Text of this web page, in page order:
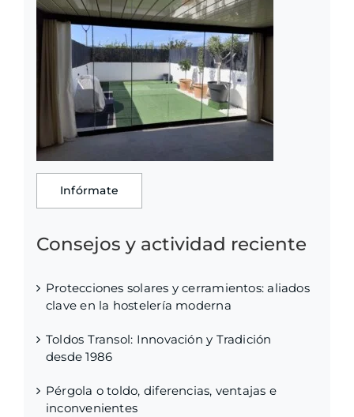
Infórmate
Consejos y actividad reciente
Protecciones solares y cerramientos: aliados
clave en la hostelería moderna
Toldos Transol: Innovación y Tradición
desde 1986
Pérgola o toldo, diferencias, ventajas e
inconvenientes